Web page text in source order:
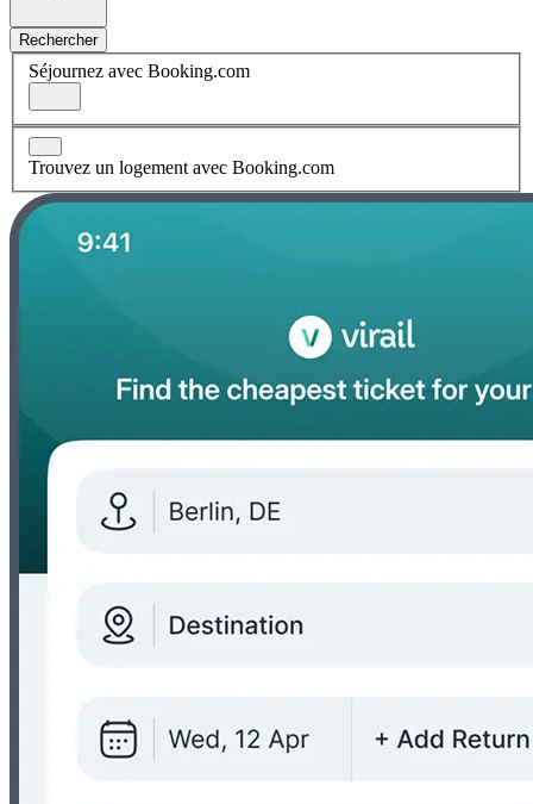
Rechercher
Séjournez avec Booking.com
Trouvez un logement avec Booking.com